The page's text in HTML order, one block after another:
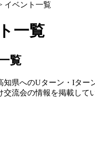
イベント一覧
一覧
覧
知県へのUターン・Iター
交流会の情報を掲載して